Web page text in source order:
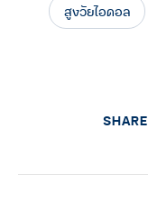
สูงวัยไอดอล
SHARE